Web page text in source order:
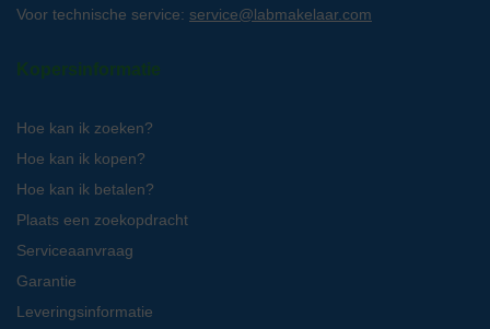
Voor technische service: service@labmakelaar.com
Kopersinformatie
Hoe kan ik zoeken?
Hoe kan ik kopen?
Hoe kan ik betalen?
Plaats een zoekopdracht
Serviceaanvraag
Garantie
Leveringsinformatie